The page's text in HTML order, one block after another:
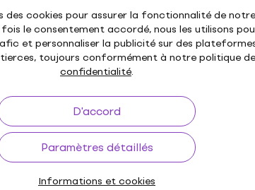
des cookies pour assurer la fonctionnalité de notre
le consentement accordé, nous les utilisons
et personnaliser la publicité sur des
toujours conformément à notre politique de
confidentialité.
D'accord
Paramètres détaillés
Informations et cookies